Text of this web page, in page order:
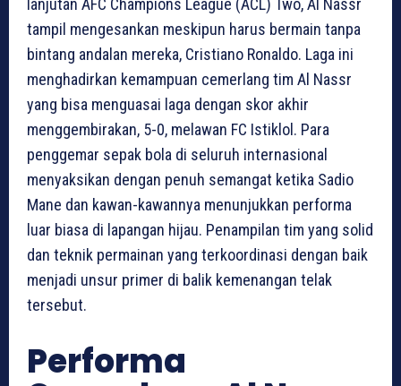
lanjutan AFC Champions League (ACL) Two, Al Nassr
tampil mengesankan meskipun harus bermain tanpa
bintang andalan mereka, Cristiano Ronaldo. Laga ini
menghadirkan kemampuan cemerlang tim Al Nassr
yang bisa menguasai laga dengan skor akhir
menggembirakan, 5-0, melawan FC Istiklol. Para
penggemar sepak bola di seluruh internasional
menyaksikan dengan penuh semangat ketika Sadio
Mane dan kawan-kawannya menunjukkan performa
luar biasa di lapangan hijau. Penampilan tim yang solid
dan teknik permainan yang terkoordinasi dengan baik
menjadi unsur primer di balik kemenangan telak
tersebut.
Performa